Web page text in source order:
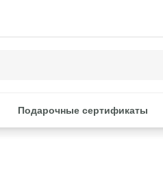
Подарочные сертификаты